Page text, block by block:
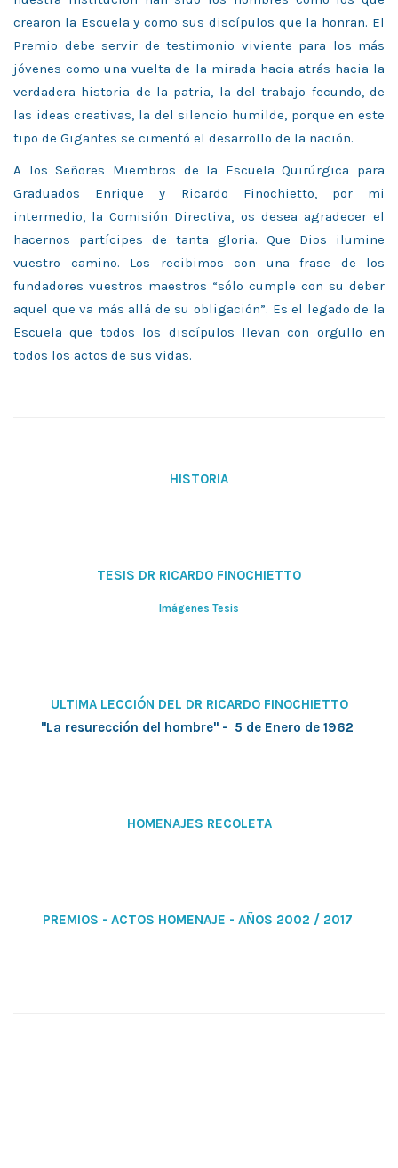
crearon la Escuela y como sus discípulos que la honran. El
Premio debe servir de testimonio viviente para los más
jóvenes como una vuelta de la mirada hacia atrás hacia la
verdadera historia de la patria, la del trabajo fecundo, de
las ideas creativas, la del silencio humilde, porque en este
tipo de Gigantes se cimentó el desarrollo de la nación.
A los Señores Miembros de la Escuela Quirúrgica para
Graduados Enrique y Ricardo Finochietto, por mi
intermedio, la Comisión Directiva, os desea agradecer el
hacernos partícipes de tanta gloria. Que Dios ilumine
vuestro camino. Los recibimos con una frase de los
fundadores vuestros maestros “sólo cumple con su deber
aquel que va más allá de su obligación”. Es el legado de la
Escuela que todos los discípulos llevan con orgullo en
todos los actos de sus vidas.
HISTORIA
TESIS DR RICARDO FINOCHIETTO
Imágenes Tesis
ULTIMA LECCIÓN DEL DR RICARDO FINOCHIETTO
"La resurección del hombre" - 5 de Enero de 1962
HOMENAJES RECOLETA
PREMIOS - ACTOS HOMENAJE - AÑOS 2002 / 2017